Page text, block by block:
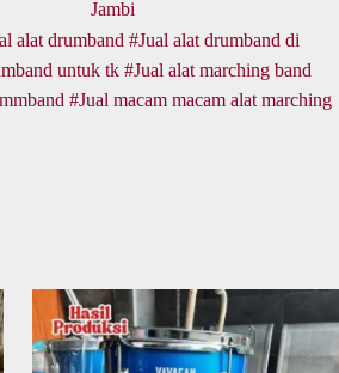
alat drumband
Jual alat drumband di
untuk tk
Jual alat marching band
Jual macam macam alat marching